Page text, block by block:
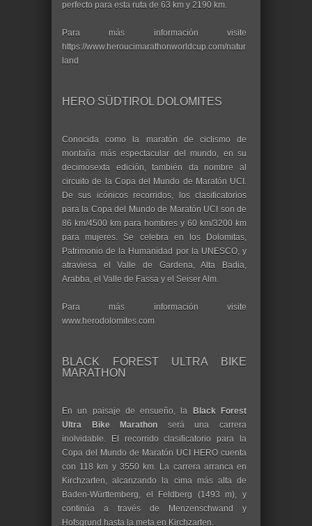
perfecto para esta ruta de 63 km y 2190 km.
Para más información visite
https://www.heroucimarathonworldcup.com/natur
land
HERO SÜDTIROL DOLOMITES
Conocida como la maratón de ciclismo de
montaña más espectacular del mundo, en su
decimosexta edición, también da nombre al
circuito de la Copa del Mundo de Maratón UCI.
De sus icónicos recorridos, los clasificatorios
para la Copa del Mundo de Maratón UCI son de
86 km/4500 km para hombres y 60 km/3200 km
para mujeres. Se celebra en los Dolomitas,
Patrimonio de la Humanidad por la UNESCO, y
atraviesa el Valle de Gardena, Alta Badia,
Arabba, el Valle de Fassa y el Seiser Alm.
Para más información visite
www.herodolomites.com
BLACK FOREST ULTRA BIKE
MARATHON
En un paisaje de ensueño, la
Black Forest
Ultra Bike Marathon será una carrera
inolvidable. El recorrido clasificatorio para la
Copa del Mundo de Maratón UCI HERO cuenta
con 118 km y 3550 km. La carrera arranca en
Kirchzarten, alcanzando la cima más alta de
Baden-Württemberg, el Feldberg (1493 m), y
continúa a través de Menzenschwand y
Hofsgrund hasta la meta en Kirchzarten.